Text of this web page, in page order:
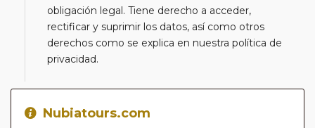
obligación legal. Tiene derecho a acceder,
rectificar y suprimir los datos, así como otros
derechos como se explica en nuestra política de
privacidad.
Nubiatours.com